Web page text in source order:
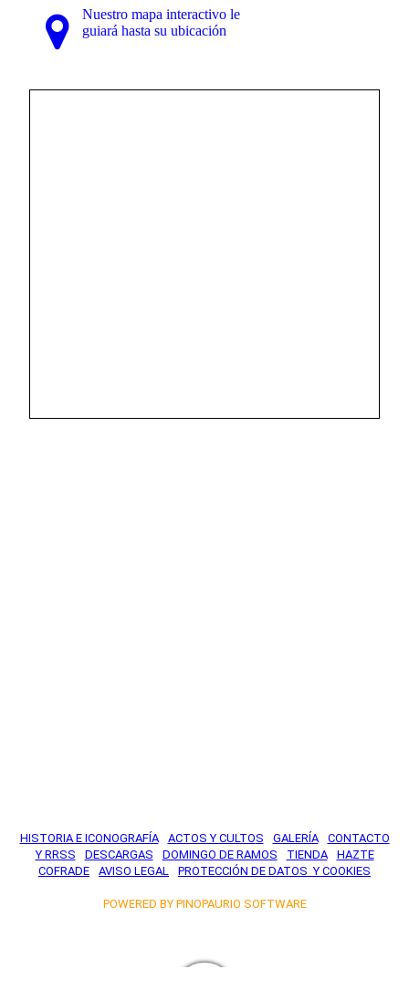
Nuestro mapa interactivo le
guiará hasta su ubicación
HISTORIA E ICONOGRAFÍA- ACTOS Y CULTOS GALERÍA- CONTACTO
Y RRSS
DESCARGAS DOMINGO DE RAMOS TIENDA- HAZTE
COFRADE
AVISO LEGAL PROTECCIÓN DE DATOS Y COOKIES
POWERED BY PINOPAURIO SOFTWARE